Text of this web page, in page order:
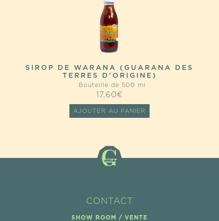
SIROP DE WARANA (GUARANA DES
TERRES D’ORIGINE)
Bouteille de 500 ml
17,60€
AJOUTER AU PANIER
CONTACT
SHOW ROOM / VENTE